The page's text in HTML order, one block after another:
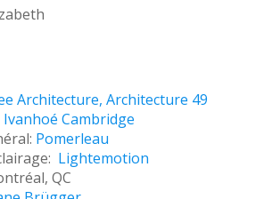
Architecture, Architecture 49
Ivanhoé Cambridge
Pomerleau
Lightemotion
QC